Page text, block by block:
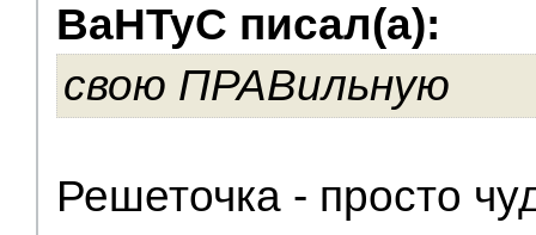
BaHTyC писал(а):
свою ПРАВильную
Решеточка - просто
V.I.P.